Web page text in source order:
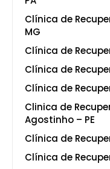
Clínica de
MG
Clínica de
Clínica de
Clínica de
Clinica de
Agostinho – PE
Clínica de
Clínica de